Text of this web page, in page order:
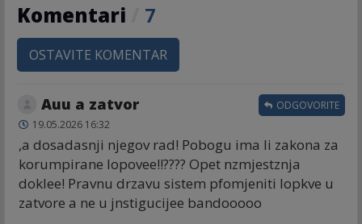
Komentari 7
OSTAVITE KOMENTAR
Auu a zatvor
19.05.2026 16:32
,a dosadasnji njegov rad! Pobogu ima li zakona za
korumpirane lopovee!!???? Opet nzmjestznja
doklee! Pravnu drzavu sistem pfomjeniti lopkve u
zatvore a ne u jnstigucijee bandooooo
ODGOVORITE